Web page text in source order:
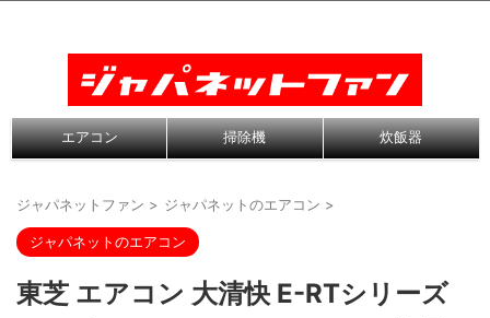
エアコン 掃除機 炊飯器
ジャパネットファン > ジャパネットのエアコン >
ジャパネットのエアコン
東芝 エアコン 大清快 E-RTシリーズ